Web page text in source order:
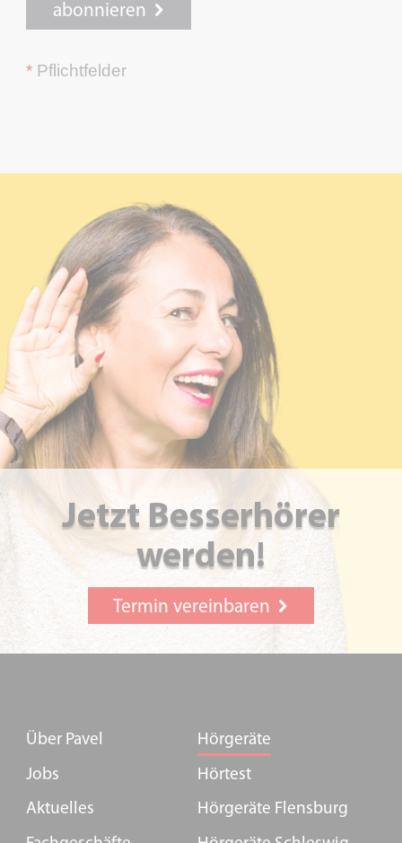
abonnieren
* Pflichtfelder
Jetzt Besserhörer
werden!
Termin vereinbaren
Über Pavel
Jobs
Aktuelles
Hörgeräte
Hörtest
Hörgeräte Flensburg